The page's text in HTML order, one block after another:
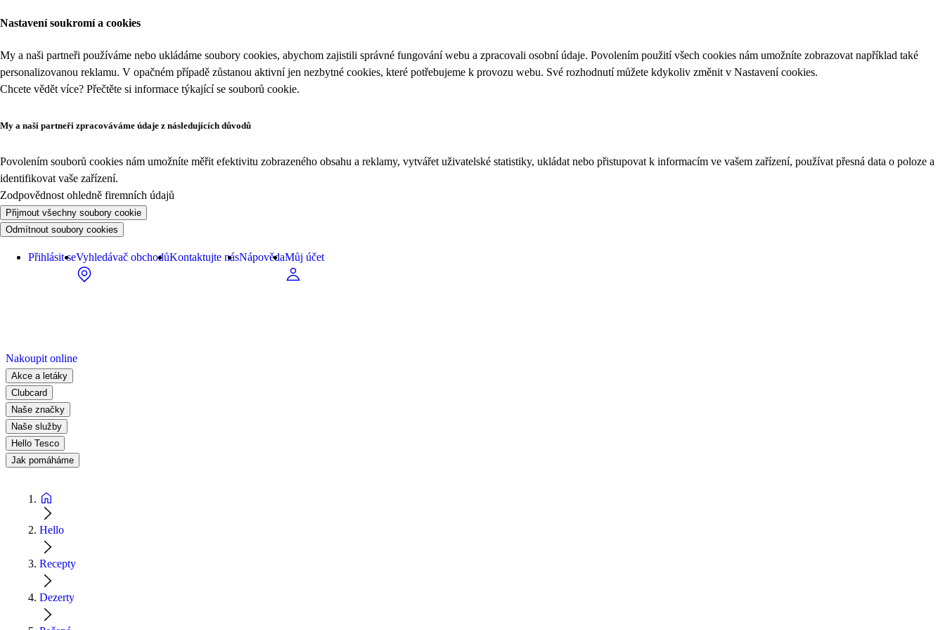
Nastavení soukromí a cookies
My a naši partneři používáme nebo ukládáme soubory cookies, abychom zajistili správné fungování webu a zpracovali osobní údaje. Povolením použití všech cookies nám umožníte zobrazovat například také
personalizovanou reklamu. V opačném případě zůstanou aktivní jen nezbytné cookies, které potřebujeme k provozu webu. Své rozhodnutí můžete kdykoliv změnit v Nastavení cookies.
Chcete vědět více? Přečtěte si informace týkající se souborů cookie.
My a naši partneři zpracováváme údaje z následujících důvodů
Povolením souborů cookies nám umožníte měřit efektivitu zobrazeného obsahu a reklamy, vytvářet uživatelské statistiky, ukládat nebo přistupovat k informacím ve vašem zařízení, používat přesná data o poloze a
identifikovat vaše zařízení.
Zodpovědnost ohledně firemních údajů
Přijmout všechny soubory cookie
Odmítnout soubory cookies
Přihlásit seVyhledávač obchodůKontaktujte násNápovědaMůj účet
Nakoupit online
Akce a letáky
Clubcard
Naše značky
Naše služby
Hello Tesco
Jak pomáháme
Hello
Recepty
Dezerty